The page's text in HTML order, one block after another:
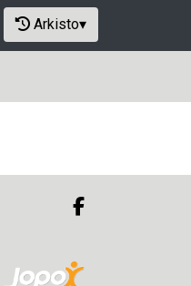
Arkisto▾